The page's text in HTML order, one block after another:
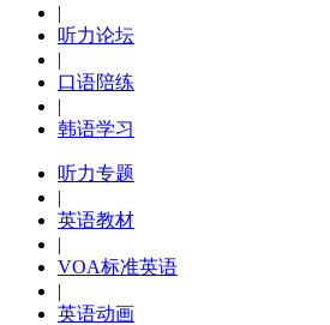
|
听力论坛
|
口语陪练
|
韩语学习
听力专题
|
英语教材
|
VOA标准英语
|
英语动画